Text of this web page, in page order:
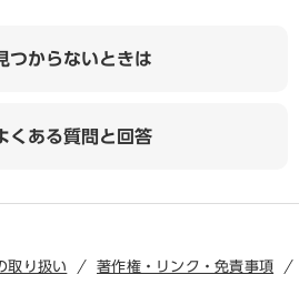
つからないときは
くある質問と回答
取り扱い
著作権・リンク・免責事項